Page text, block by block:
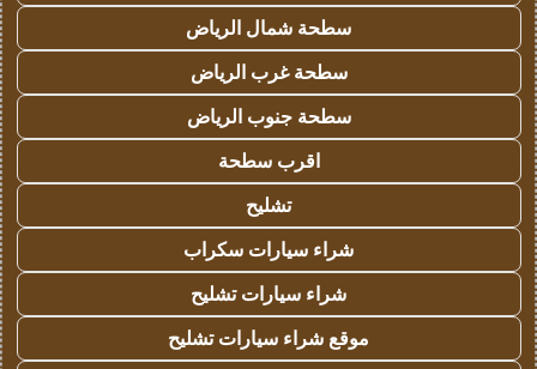
سطحة شمال الرياض
سطحة غرب الرياض
سطحة جنوب الرياض
اقرب سطحة
تشليح
شراء سيارات سكراب
شراء سيارات تشليح
موقع شراء سيارات تشليح